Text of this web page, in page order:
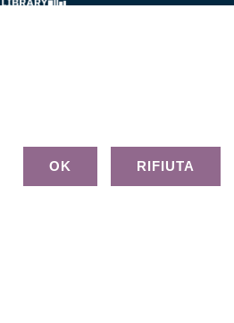
Museo Glauco Lombardi - C.F.
- Tutti i diritti riservati
OK RIFIUTA